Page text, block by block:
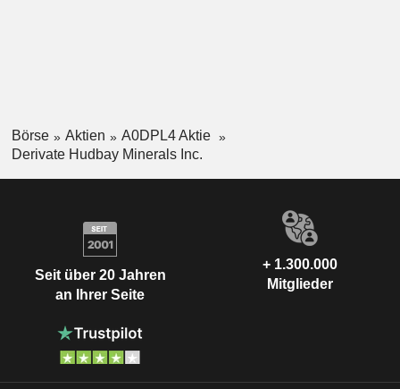
Börse Aktien
A0DPL4 Aktie
Derivate Hudbay Minerals Inc.
Seit über 20 Jahren
an Ihrer Seite
+ 1.300.000
Mitglieder